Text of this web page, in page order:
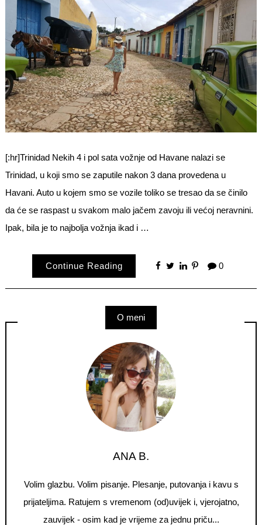
[:hr]Trinidad Nekih 4 i pol sata vožnje od Havane nalazi se
Trinidad, u koji smo se zaputile nakon 3 dana provedena u
Havani. Auto u kojem smo se vozile toliko se tresao da se činilo
da će se raspast u svakom malo jačem zavoju ili većoj neravnini.
Ipak, bila je to najbolja vožnja ikad i …
Continue Reading 0
O meni
ANA B.
Volim glazbu. Volim pisanje. Plesanje, putovanja i kavu s
prijateljima. Ratujem s vremenom (od)uvijek i, vjerojatno,
zauvijek - osim kad je vrijeme za jednu priču...